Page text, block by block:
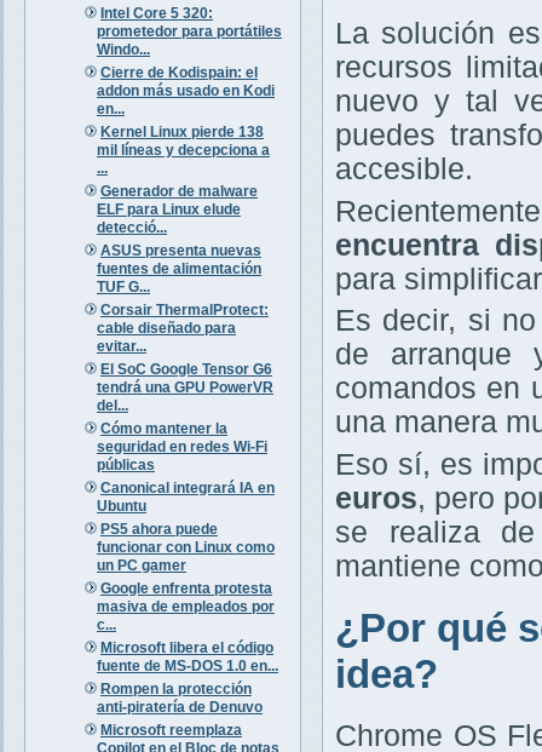
Intel Core 5 320:
prometedor para portátiles
Windo...
Cierre de Kodispain: el
addon más usado en Kodi
en...
Kernel Linux pierde 138
mil líneas y decepciona a
...
Generador de malware
ELF para Linux elude
detecció...
ASUS presenta nuevas
fuentes de alimentación
TUF G...
Corsair ThermalProtect:
cable diseñado para
evitar...
El SoC Google Tensor G6
tendrá una GPU PowerVR
del...
Cómo mantener la
seguridad en redes Wi-Fi
públicas
Canonical integrará IA en
Ubuntu
PS5 ahora puede
funcionar con Linux como
un PC gamer
Google enfrenta protesta
masiva de empleados por
c...
Microsoft libera el código
fuente de MS-DOS 1.0 en...
Rompen la protección
anti-piratería de Denuvo
Microsoft reemplaza
Copilot en el Bloc de notas
La solución
recursos
nuevo y tal
puedes
accesible.
encuentra
para
Es decir, si
de arranque
comandos en
una manera
Eso sí, es
euros, pero
se realiza
mantiene
¿Por qué
idea?
Chrome OS